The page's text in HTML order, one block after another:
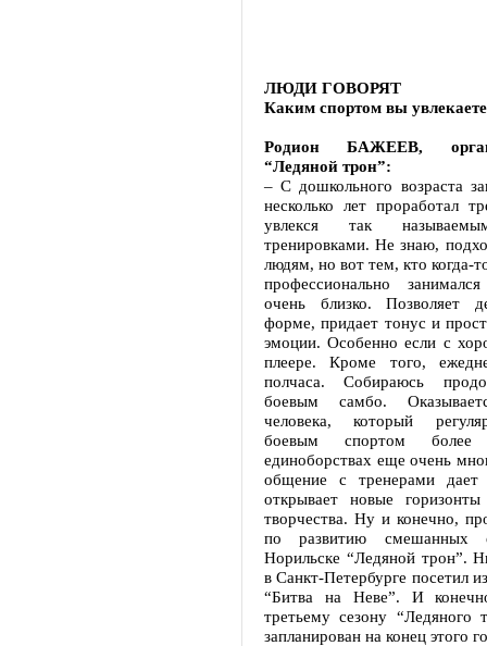
ЛЮДИ ГОВОРЯТ
Каким спортом вы
Родион БАЖЕЕВ,
“Ледяной трон”:
– С дошкольного возраста
несколько лет проработал
увлекся так
тренировками. Не знаю,
людям, но вот тем, кто когда-
профессионально
очень близко. Позволяет
форме, придает тонус и
эмоции. Особенно если с
плеере. Кроме того,
полчаса. Собираюсь
боевым самбо.
человека, который
боевым спортом
единоборствах еще очень
общение с тренерами
открывает новые
творчества. Ну и конечно,
по развитию смешанных
Норильске “Ледяной трон”.
в Санкт-Петербурге посетил
“Битва на Неве”. И
третьему сезону “Ледяного
запланирован на конец этого